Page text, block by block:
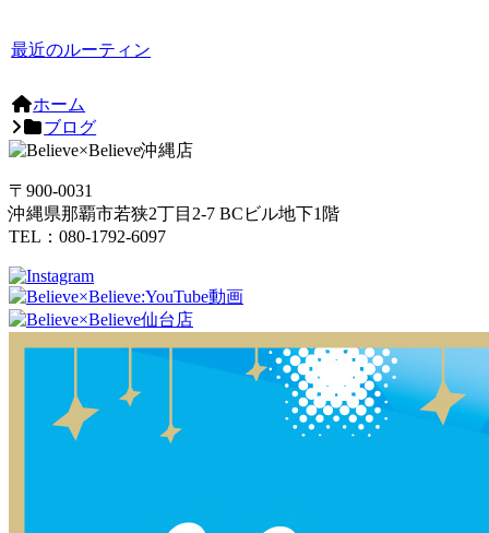
最近のルーティン
ホーム
ブログ
〒900-0031
沖縄県那覇市若狭2丁目2-7 BCビル地下1階
TEL：080-1792-6097